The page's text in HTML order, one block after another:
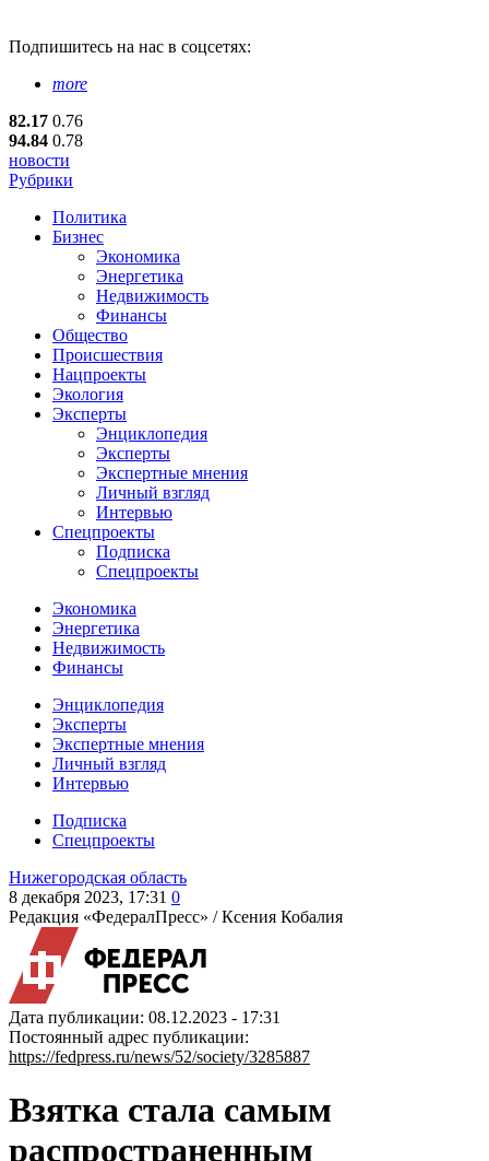
Подпишитесь на нас в соцсетях:
more
82.17 0.76
94.84 0.78
новости
Рубрики
Политика
Бизнес
Экономика
Энергетика
Недвижимость
Финансы
Общество
Происшествия
Нацпроекты
Экология
Эксперты
Энциклопедия
Эксперты
Экспертные мнения
Личный взгляд
Интервью
Спецпроекты
Подписка
Спецпроекты
Экономика
Энергетика
Недвижимость
Финансы
Энциклопедия
Эксперты
Экспертные мнения
Личный взгляд
Интервью
Подписка
Спецпроекты
Нижегородская область
8 декабря 2023, 17:31 0
Редакция «ФедералПресс» /Ксения Кобалия
Дата публикации: 08.12.2023 - 17:31
Постоянный адрес публикации:
https://fedpress.ru/news/52/society/3285887
Взятка стала самым
распространенным